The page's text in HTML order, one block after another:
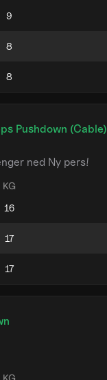
Pushdown (Cable)
ned Ny pers!
KG
KG